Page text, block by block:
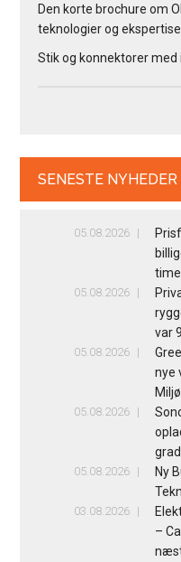
Den korte brochure om
teknologier og
Stik og konnektorer
SENESTE NYHEDER
05.08.2026
05.08.2026
var
05.08.2026
nye
05.08.2026
05.08.2026
Ny
03.08.2026
–